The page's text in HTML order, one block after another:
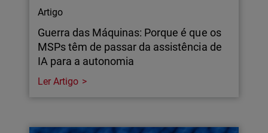
Artigo
Guerra das Máquinas: Porque é que os
MSPs têm de passar da assistência de
IA para a autonomia
Ler Artigo